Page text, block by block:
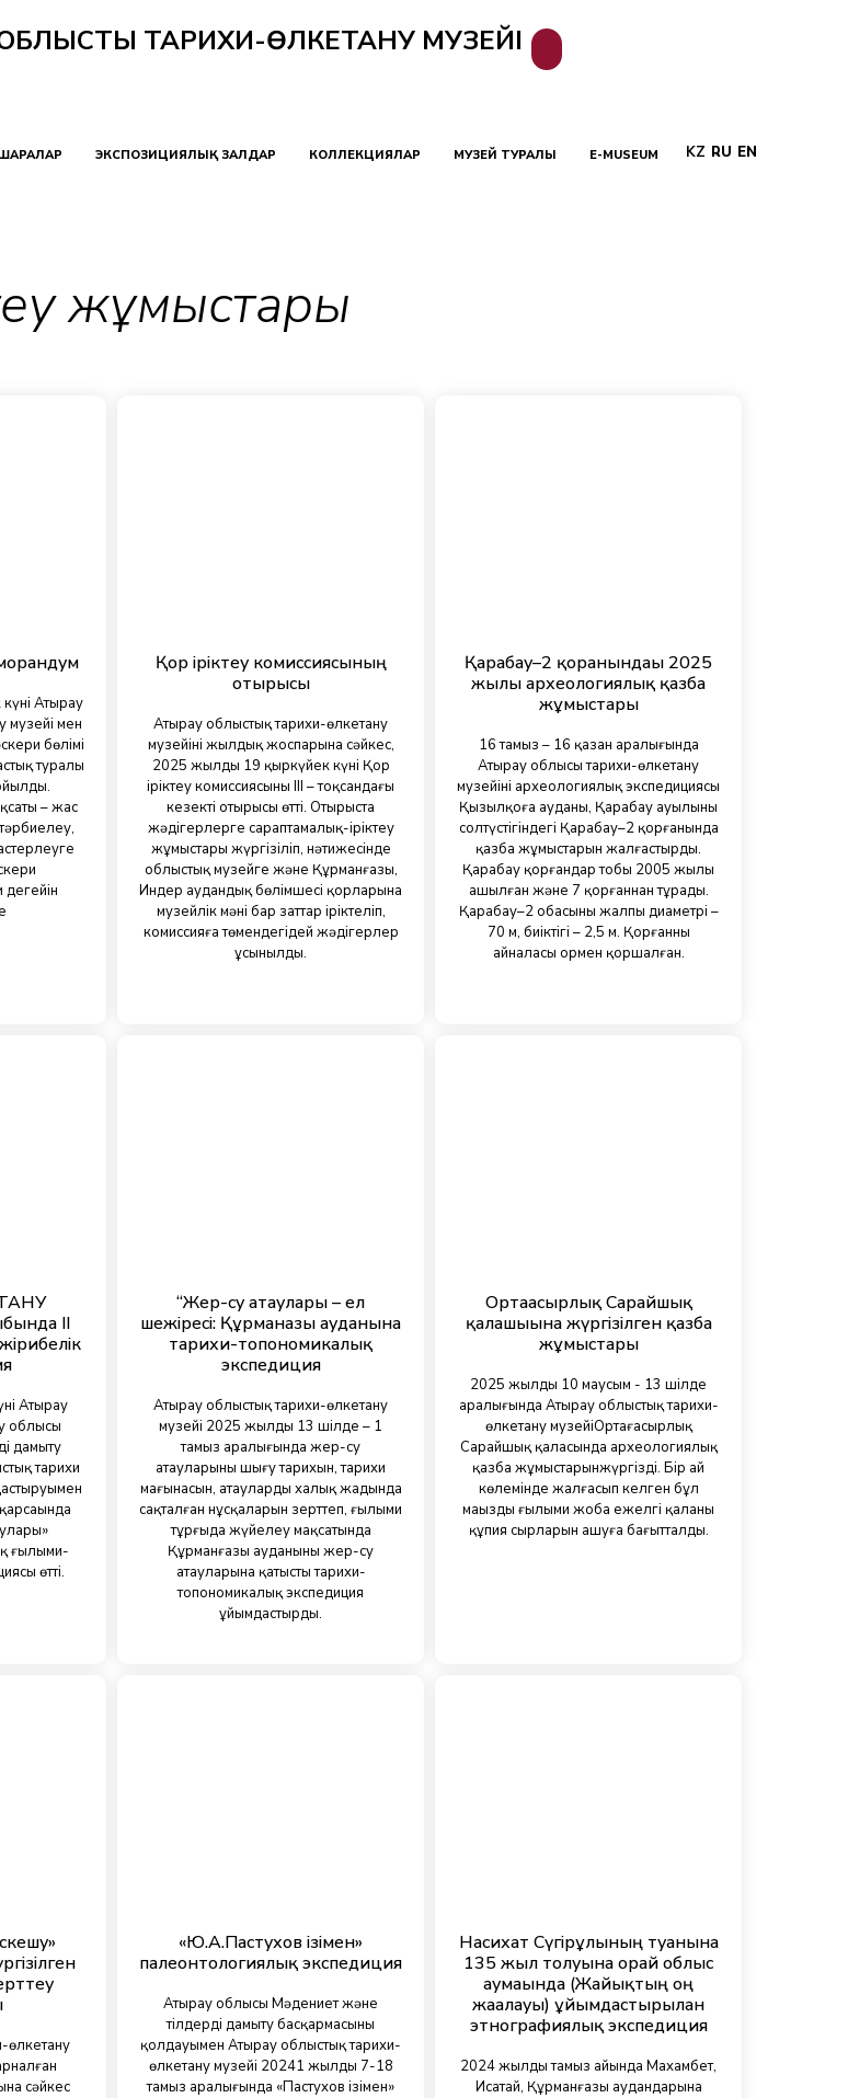
ТАРИХИ-ӨЛКЕТАНУ МУЗЕЙІ
ЭКСПОЗИЦИЯЛЫҚ ЗАЛДАР КОЛЛЕКЦИЯЛАР МУЗЕЙ ТУРАЛЫ E-MUSEUM KZ RU EN
жұмыстары
Атырау
музейі мен
бөлімі
туралы
– жас
Қор іріктеу комиссиясының
отырысы
Атырау облыстық тарихи-өлкетану
музейінің жылдық жоспарына сәйкес,
2025 жылдың 19 қыркүйек күні Қор
іріктеу комиссиясының III – тоқсандағы
кезекті отырысы өтті. Отырыста
жәдігерлерге сараптамалық-іріктеу
жұмыстары жүргізіліп, нәтижесінде
облыстық музейге және Құрманғазы,
Индер аудандық бөлімшесі қорларына
музейлік мәні бар заттар іріктеліп,
комиссияға төмендегідей жәдігерлер
ұсынылды.
Қарабау–2 қорғанындағы 2025
жылғы археологиялық қазба
жұмыстары
16 тамыз – 16 қазан аралығында
Атырау облысы тарихи-өлкетану
музейінің археологиялық экспедициясы
Қызылқоға ауданы, Қарабау ауылының
солтүстігіндегі Қарабау–2 қорғанында
қазба жұмыстарын жалғастырды.
Қарабау қорғандар тобы 2005 жылы
ашылған және 7 қорғаннан тұрады.
Қарабау–2 обасының жалпы диаметрі –
70 м, биіктігі – 2,5 м. Қорғанның
айналасы ормен қоршалған.
ІІ
Атырау
облысы
дамыту
тарихи
ғылыми-
өтті.
“Жер-су атаулары – ел
шежіресі: Құрманғазы ауданына
тарихи-топономикалық
экспедиция
Атырау облыстық тарихи-өлкетану
музейі 2025 жылдың 13 шілде – 1
тамыз аралығында жер-су
атауларының шығу тарихын, тарихи
мағынасын, атаулардың халық жадында
сақталған нұсқаларын зерттеп, ғылыми
тұрғыда жүйелеу мақсатында
Құрманғазы ауданының жер-су
атауларына қатысты тарихи-
топономикалық экспедиция
ұйымдастырды.
Ортағасырлық Сарайшық
қалашығына жүргізілген қазба
жұмыстары
2025 жылдың 10 маусым - 13 шілде
аралығында Атырау облыстық тарихи-
өлкетану музейіОртағасырлық
Сарайшық қаласында археологиялық
қазба жұмыстарынжүргізді. Бір ай
көлемінде жалғасып келген бұл
маңызды ғылыми жоба ежелгі қаланың
құпия сырларын ашуға бағытталды.
өлкетану
сәйкес
«Ю.А.Пастухов ізімен»
палеонтологиялық экспедиция
Атырау облысы Мәдениет және
тілдерді дамыту басқармасының
қолдауымен Атырау облыстық тарихи-
өлкетану музейі 20241 жылдың 7-18
тамыз аралығында «Пастухов ізімен»
Насихат Сүгірұлының туғанына
135 жыл толуына орай облыс
аумағында (Жайықтың оң
жағалауы) ұйымдастырылған
этнографиялық экспедиция
2024 жылдың тамыз айында Махамбет,
Исатай, Құрманғазы аудандарына